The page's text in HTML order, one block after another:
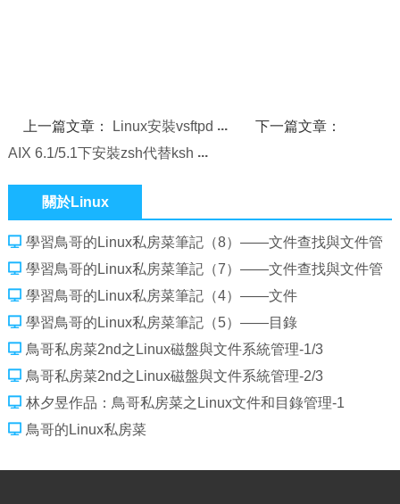
上一篇文章： Linux安裝vsftpd
下一篇文章：
AIX 6.1/5.1下安裝zsh代替ksh
關於Linux
學習鳥哥的Linux私房菜筆記（8）——文件查找與文件管
理2
學習鳥哥的Linux私房菜筆記（7）——文件查找與文件管
理1
學習鳥哥的Linux私房菜筆記（4）——文件
學習鳥哥的Linux私房菜筆記（5）——目錄
鳥哥私房菜2nd之Linux磁盤與文件系統管理-1/3
鳥哥私房菜2nd之Linux磁盤與文件系統管理-2/3
林夕昱作品：鳥哥私房菜之Linux文件和目錄管理-1
鳥哥的Linux私房菜